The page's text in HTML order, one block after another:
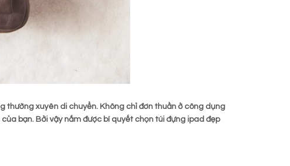
xuyên di chuyển. Không chỉ đơn thuần ở công dụng
bạn. Bởi vậy nắm được bí quyết chọn túi đựng ipad đẹp